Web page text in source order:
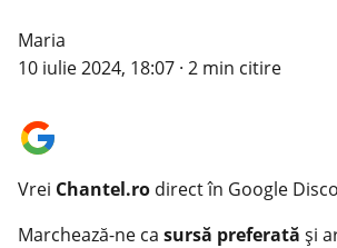
Maria
10 iulie 2024, 18:07 · 2 min citire
Vrei Chantel.ro direct în Google
Marchează-ne ca sursă preferată și